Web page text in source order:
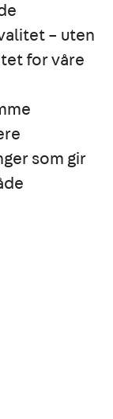
– uten
for våre
som gir